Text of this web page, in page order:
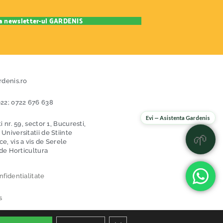
0722 676 638
nr. 59, sector 1, Bucuresti,
Universitatii de Stiinte
vis a vis de Serele
Horticultura
Evi — Asistenta Gardenis
🌱